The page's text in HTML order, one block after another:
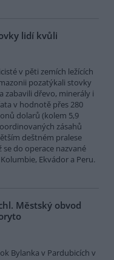
lidí kvůli
v pěti zemích ležících
pozatýkali stovky
zabavili dřevo, minerály i
v hodnotě přes 280
dolarů (kolem 5,9
zásahů
deštném pralese
se do operace nazvané
Ekvádor a Peru.
Městský obvod
Bylanka v Pardubicích v